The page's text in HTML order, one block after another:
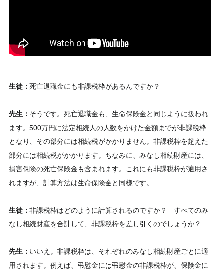
生徒： 死亡退職金にも非課税枠があるんですか？
先生： そうです。死亡退職金も、生命保険金と同じように扱われ
ます。500万円に法定相続人の人数をかけた金額までが非課税枠
となり、その部分には相続税がかかりません。非課税枠を超えた
部分には相続税がかかります。ちなみに、みなし相続財産には、
損害保険の死亡保険金も含まれます。これにも非課税枠が適用さ
れますが、計算方法は生命保険金と同様です。
生徒： 非課税枠はどのように計算されるのですか？ すべてのみ
なし相続財産を合計して、非課税枠を差し引くのでしょうか？
先生： いいえ。非課税枠は、それぞれのみなし相続財産ごとに適
用されます。例えば、弔慰金には弔慰金の非課税枠が、保険金に